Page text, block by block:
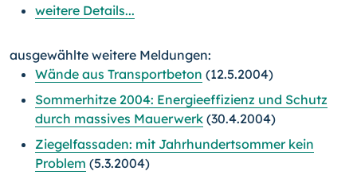
weitere Details...
ausgewählte weitere Meldungen:
Wände aus Transportbeton (12.5.2004)
Sommerhitze 2004: Energieeffizienz und Schutz
durch massives Mauerwerk (30.4.2004)
Ziegelfassaden: mit Jahrhundertsommer kein
Problem (5.3.2004)